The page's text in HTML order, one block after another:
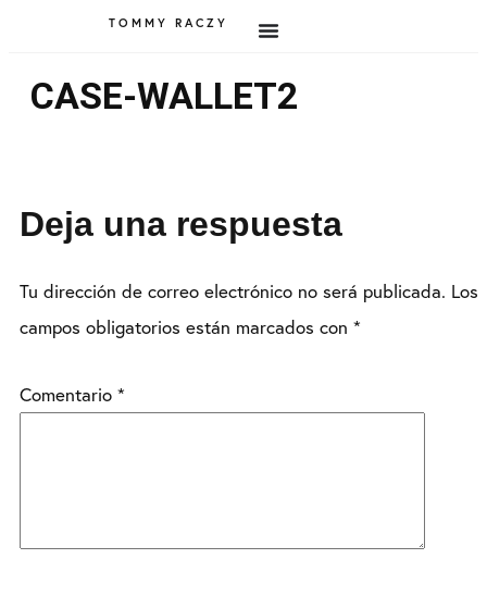
TOMMY RACZY
CASE-WALLET2
Deja una respuesta
Tu dirección de correo electrónico no será publicada. Los
campos obligatorios están marcados con *
Comentario *